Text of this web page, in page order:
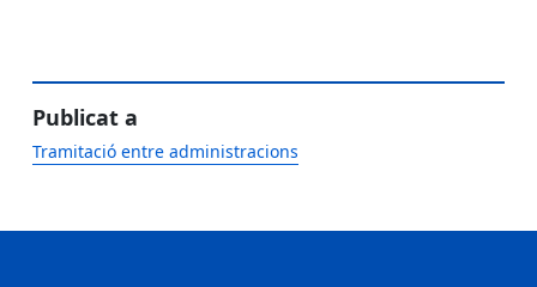
Publicat a
Tramitació entre administracions